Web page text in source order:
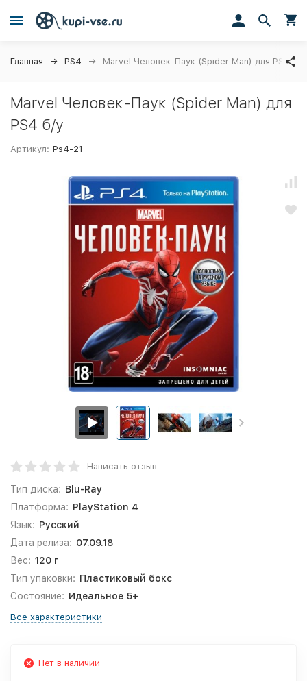
Главная PS4 Marvel Человек-Паук (Spider Man) для PS4 б/у
Marvel Человек-Паук (Spider Man) для
PS4 б/у
Артикул: Ps4-21
Написать отзыв
Тип диска: Blu-Ray
Платформа: PlayStation 4
Язык: Русский
Дата релиза: 07.09.18
Вес: 120 г
Тип упаковки: Пластиковый бокс
Состояние: Идеальное 5+
Все характеристики
Нет в наличии